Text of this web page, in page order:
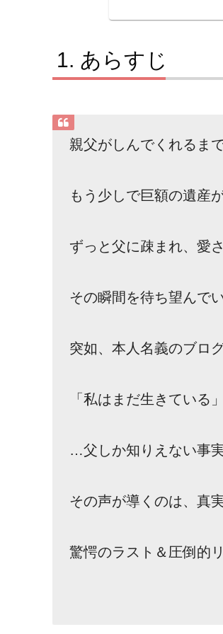
あらすじ
親父がしんでくれるま
もう少しで巨額の遺産
ずっと父に疎まれ、愛
その瞬間を待ち望んでい
突如、本人名義のブロ
「私はまだ生きている」
…父しか知りえない事
その声が導くのは、真
驚愕のラスト＆圧倒的